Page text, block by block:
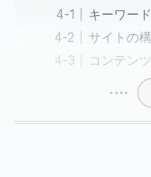
キーワー
サイトの
コンテン